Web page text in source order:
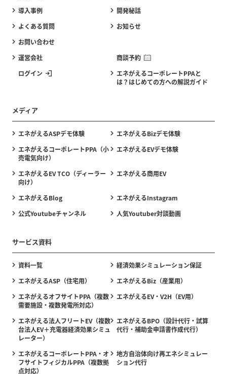
導入事例
開発秘話
よくある質問
お知らせ
お問い合わせ
運営会社
商談予約
ログイン
エネがえるコーポレートPPAと
は？はじめての方への解説ガイド
メディア
エネがえるASPデモ体験
エネがえるBizデモ体験
エネがえるコーポレートPPA（小
売電気向け）
エネがえるEVデモ体験
エネがえるEV TCO（ディーラー
向け）
エネがえる商用EV
エネがえるBlog
エネがえるInstagram
公式Youtubeチャンネル
人気Youtuber対談動画
サービス資料
資料一覧
経済効果シミュレーション保証
エネがえるASP（住宅用）
エネがえるBiz（産業用）
エネがえるオフサイトPPA（複数
需要施設・複数発電所対応）
エネがえるEV・V2H（EV用）
エネがえる法人フリートEV（複数
台法人EV＋充電器経済効果シミュ
レーター）
エネがえるBPO（設計代行・試算
代行・補助金申請書作成代行）
エネがえるコーポレートPPA・オ
フサイトフィジカルPPA（複数拠
点対応）
地方自治体向け再エネシミュレー
ション代行